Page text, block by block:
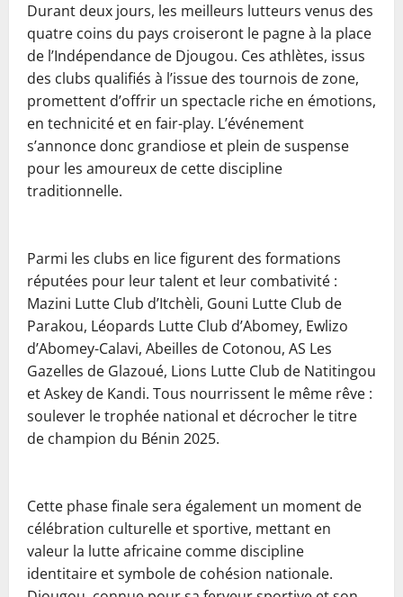
‎Durant deux jours, les meilleurs lutteurs venus des
quatre coins du pays croiseront le pagne à la place
de l’Indépendance de Djougou. Ces athlètes, issus
des clubs qualifiés à l’issue des tournois de zone,
promettent d’offrir un spectacle riche en émotions,
en technicité et en fair-play. L’événement
s’annonce donc grandiose et plein de suspense
pour les amoureux de cette discipline
traditionnelle.
‎Parmi les clubs en lice figurent des formations
réputées pour leur talent et leur combativité :
Mazini Lutte Club d’Itchèli, Gouni Lutte Club de
Parakou, Léopards Lutte Club d’Abomey, Ewlizo
d’Abomey-Calavi, Abeilles de Cotonou, AS Les
Gazelles de Glazoué, Lions Lutte Club de Natitingou
et Askey de Kandi. Tous nourrissent le même rêve :
soulever le trophée national et décrocher le titre
de champion du Bénin 2025.
‎Cette phase finale sera également un moment de
célébration culturelle et sportive, mettant en
valeur la lutte africaine comme discipline
identitaire et symbole de cohésion nationale.